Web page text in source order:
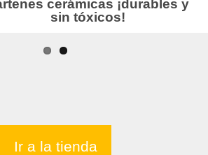
Ir a la tienda